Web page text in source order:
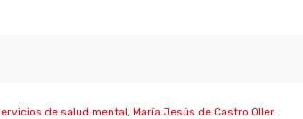
de salud mental, María Jesús de Castro Oller.